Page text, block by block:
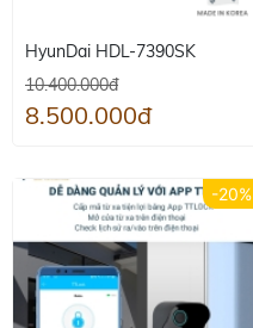
HyunDai HDL-7390SK
10.400.000đ
8.500.000đ
-20%